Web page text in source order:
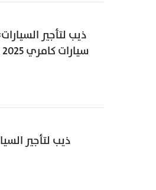
ذيب لتأجير